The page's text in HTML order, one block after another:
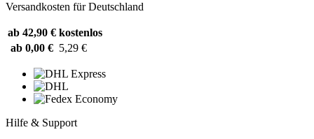
Versandkosten für Deutschland
ab 42,90 € kostenlos
ab 0,00 € 5,29 €
Hilfe & Support